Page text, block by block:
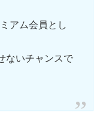
アム会員とし
ないチャンスで